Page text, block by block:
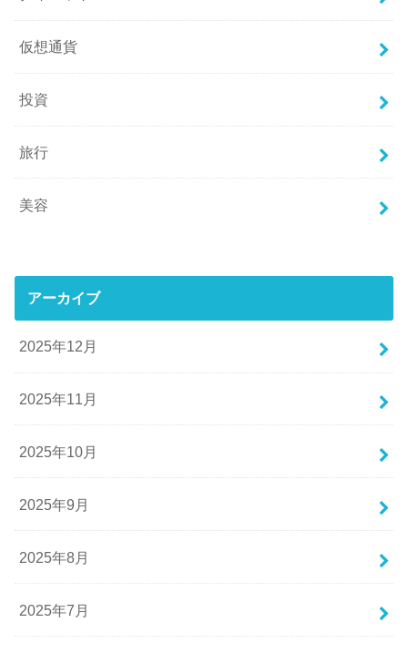
仮想通貨
投資
旅行
美容
アーカイブ
2025年12月
2025年11月
2025年10月
2025年9月
2025年8月
2025年7月